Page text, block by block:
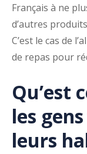
Français à ne
d’autres
C’est le cas de
de repas pour
Qu’est
les
leurs